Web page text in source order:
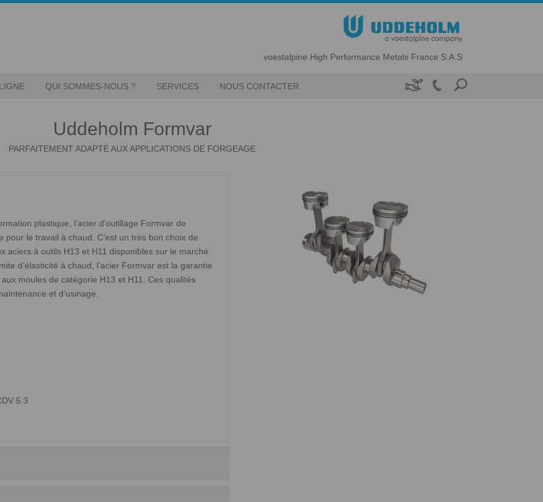
voestalpine High Performance Metals France S.A.S
QUI SOMMES-NOUS ? SERVICES NOUS CONTACTER 
Uddeholm Formvar
PARFAITEMENT ADAPTÉ AUX APPLICATIONS DE FORGEAGE
plastique, l’acier d’outillage Formvar de
le travail à chaud. C’est un très bon choix de
à outils H13 et H11 disponibles sur le marché.
d’élasticité à chaud, l’acier Formvar est la garantie
moules de catégorie H13 et H11. Ces qualités
et d’usinage.
5.3